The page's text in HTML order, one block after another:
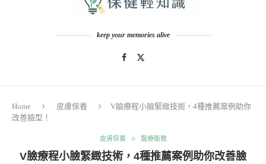
keep your memories alive
Home 皮膚保養
V臉療程小臉緊緻技術，4種推薦案例助你
改善臉型！
皮膚保養 醫療衛教
V臉療程小臉緊緻技術，4種推薦案例助你改善臉